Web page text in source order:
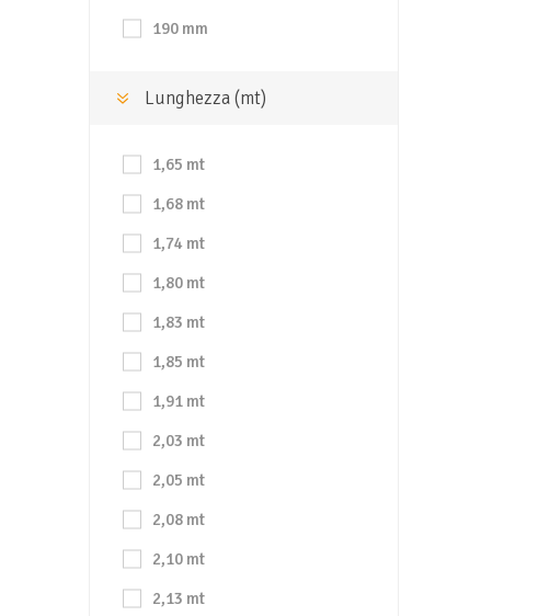
190 mm
Lunghezza (mt)
1,65 mt
1,68 mt
1,74 mt
1,80 mt
1,83 mt
1,85 mt
1,91 mt
2,03 mt
2,05 mt
2,08 mt
2,10 mt
2,13 mt